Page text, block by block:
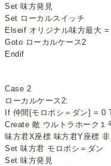
Set 味方発見
Set ローカルスイッチ
Elseif オリジナル味方最大
Goto ローカルケース2
Endif
Case 2
ローカルケース2:
If 仲間[モロボシ＝ダン] = 0
Create 敵 ウルトラホーク１
味方君X座標 味方君Y座標 非
Set 味方君 モロボシ＝ダン
Set 味方発見